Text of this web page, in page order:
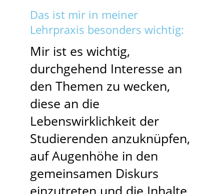
Das ist mir in meiner
Lehrpraxis besonders wichtig:
Mir ist es wichtig,
durchgehend Interesse an
den Themen zu wecken,
diese an die
Lebenswirklichkeit der
Studierenden anzuknüpfen,
auf Augenhöhe in den
gemeinsamen Diskurs
einzutreten und die Inhalte